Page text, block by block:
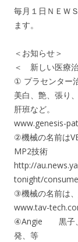
毎月１日ＮＥＷ
ます。
＜お知らせ＞
＜ 新しい医療
① プラセンター
美白、艶、張り
肝班など。
www.genesis-
②機械の名前は
MP2技術
http://
tonight/
③機械の名前は
www.tav-
④Angie 黒子、
発、等